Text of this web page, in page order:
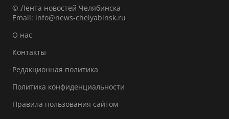
© Лента новостей Челябинска
Email: info@news-chelyabinsk.ru
О нас
Контакты
Редакционная политика
Политика конфиденциальности
Правила пользования сайтом